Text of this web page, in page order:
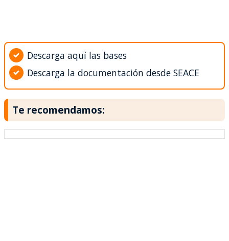
Descarga aquí las bases
Descarga la documentación desde SEACE
Te recomendamos: